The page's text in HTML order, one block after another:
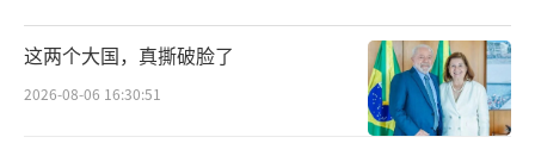
这两个大国，真撕破脸了
2026-08-06 16:30:51